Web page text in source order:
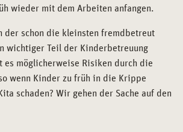
wieder mit dem Arbeiten anfangen.
der schon die kleinsten fremdbetreut
wichtiger Teil der Kinderbetreuung
es möglicherweise Risiken durch die
wenn Kinder zu früh in die Krippe
schaden? Wir gehen der Sache auf den